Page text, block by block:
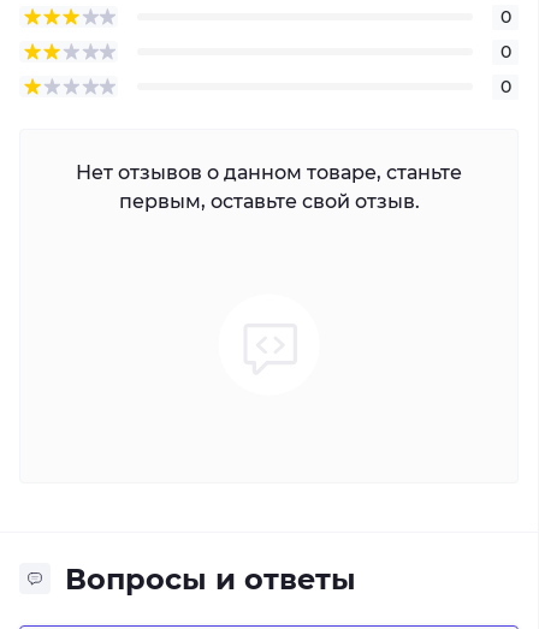
0
0
0
Нет отзывов о данном товаре, станьте
первым, оставьте свой отзыв.
Вопросы и ответы